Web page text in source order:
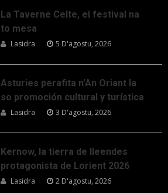
La Taverne Celte, el festival na
to mesa
Lasidra 5 D'agostu, 2026
Asturies perafita n’An Oriant la
so promoción cultural y turística
Lasidra 3 D'agostu, 2026
Kernow, la tierra de lleendes
protagonista de Lorient 2026
Lasidra 2 D'agostu, 2026